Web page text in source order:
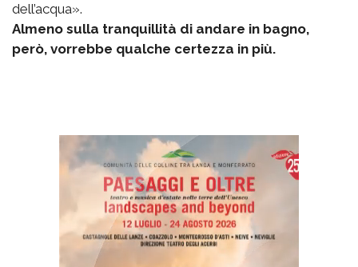
dell’acqua».
Almeno sulla tranquillità di andare in bagno,
però, vorrebbe qualche certezza in più.